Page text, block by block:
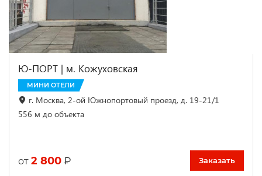
Ю-ПОРТ | м. Кожуховская
МИНИ ОТЕЛИ
г. Москва, 2-ой Южнопортовый проезд, д. 19-21/1
556 м до объекта
от 2 800 ₽ Заказать